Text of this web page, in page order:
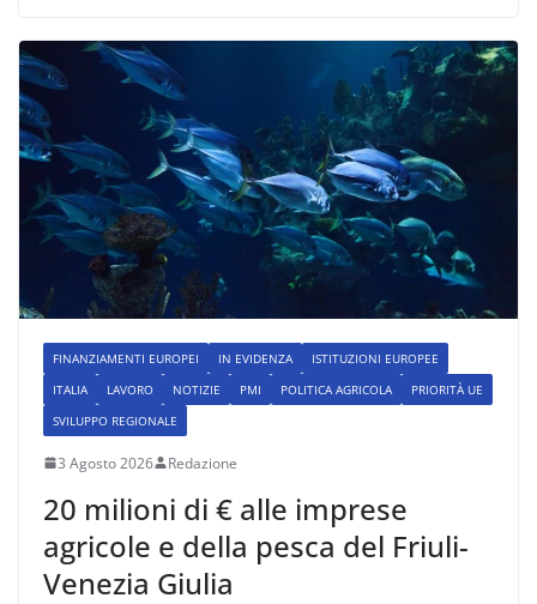
FINANZIAMENTI EUROPEI IN EVIDENZA
ISTITUZIONI EUROPEE
ITALIA
LAVORO NOTIZIE PMI POLITICA AGRICOLA
PRIORITÀ UE
SVILUPPO REGIONALE
3 Agosto 2026 Redazione
20 milioni di € alle imprese
agricole e della pesca del Friuli-
Venezia Giulia